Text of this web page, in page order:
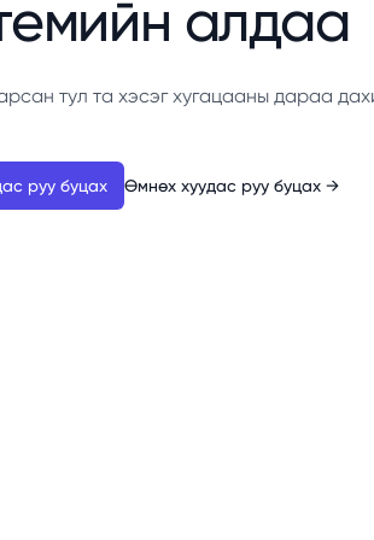
алдаа
тул та хэсэг хугацааны дараа
руу буцах Өмнөх хуудас руу буцах →